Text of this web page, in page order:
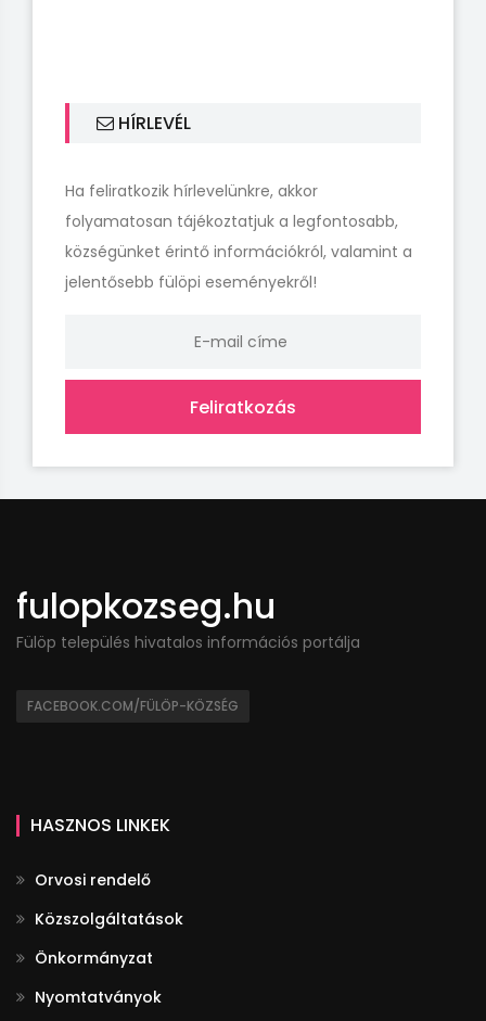
HÍRLEVÉL
Ha feliratkozik hírlevelünkre, akkor
folyamatosan tájékoztatjuk a legfontosabb,
községünket érintő információkról, valamint a
jelentősebb fülöpi eseményekről!
Feliratkozás
fulopkozseg.hu
Fülöp település hivatalos információs portálja
FACEBOOK.COM/FÜLÖP-KÖZSÉG
HASZNOS LINKEK
Orvosi rendelő
Közszolgáltatások
Önkormányzat
Nyomtatványok